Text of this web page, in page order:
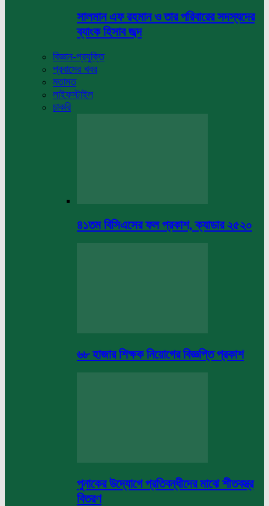
সালমান এফ রহমান ও তার পরিবারের সদস্যদের
ব্যাংক হিসাব জব্দ
বিজ্ঞান-প্রযুক্তি
প্রবাসের খবর
মতামত
লাইফস্টাইল
চাকরি
৪১তম বিসিএসের ফল প্রকাশ, ক্যাডার ২৫২০
৬৮ হাজার শিক্ষক নিয়োগের বিজ্ঞপ্তি প্রকাশ
পুনাকের উদ্যোগে প্রতিবন্ধীদের মাঝে শীতবস্ত্র
বিতরণ